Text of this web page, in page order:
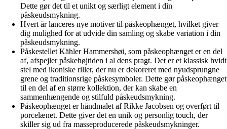
Dette gør det til et unikt og særligt element i din
påskeudsmykning.
Hvert år lanceres nye motiver til påskeophænget, hvilket giver
dig mulighed for at udvide din samling og skabe variation i din
påskeudsmykning.
Påskestellet Kähler Hammershøi, som påskeophænget er en del
af, afspejler påskehøjtiden i al dens pragt. Det er et klassisk hvidt
stel med ikoniske riller, der nu er dekoreret med nyudsprungne
grene og traditionsrige påskesymboler. Dette gør påskeophænget
til en del af en større kollektion, der kan skabe en
sammenhængende og stilfuld påskeudsmykning.
Påskeophænget er håndmalet af Rikke Jacobsen og overført til
porcelænet. Dette giver det en unik og personlig touch, der
skiller sig ud fra masseproducerede påskeudsmykninger.